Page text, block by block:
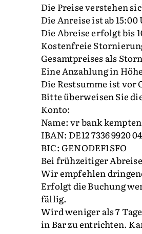
Die Preise verstehen
Die Anreise ist ab
Die Abreise erfolgt bis
Kostenfreie
Gesamtpreises als
Eine Anzahlung in
Die Restsumme ist vor
Bitte überweisen Sie
Konto:
Name: vr bank
IBAN: DE12 7336 9920
BIC: GENODEF1SFO
Bei frühzeitiger
Wir empfehlen
Erfolgt die Buchung
fällig.
Wird weniger als 7
in Bar zu entrichten.